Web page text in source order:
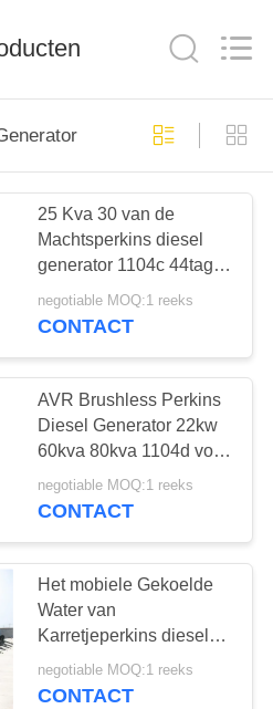
243
78
Diesel
217
25 Kva 30 van de
Machtsperkins diesel
generator 1104c 44tag
van Kva 80kva van de
de
negotiable MOQ:1 reeks
CONTACT
AVR Brushless Perkins
Diesel Generator 22kw
60kva 80kva 1104d voor
Brandstofpomp
negotiable MOQ:1 reeks
CONTACT
Het mobiele Gekoelde
Water van
Karretjeperkins diesel
generator 65Kva 150kw
100kva
negotiable MOQ:1 reeks
CONTACT